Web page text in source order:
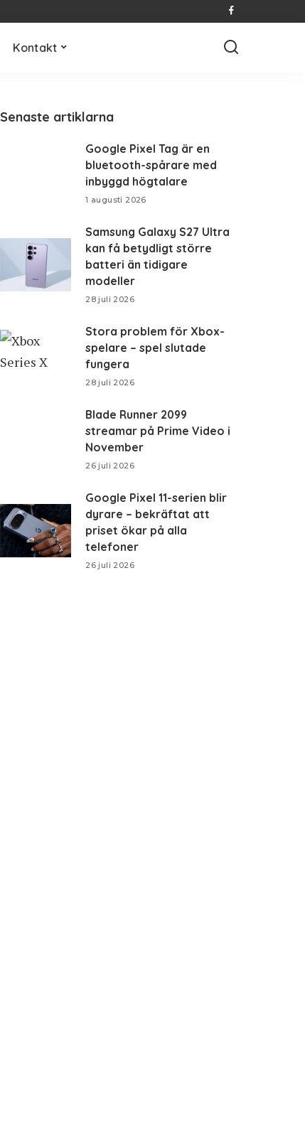
Kontakt
Senaste artiklarna
Google Pixel Tag är en
bluetooth-spårare med
inbyggd högtalare
1 augusti 2026
Samsung Galaxy S27 Ultra
kan få betydligt större
batteri än tidigare
modeller
28 juli 2026
Stora problem för Xbox-
spelare – spel slutade
fungera
28 juli 2026
Blade Runner 2099
streamar på Prime Video i
November
26 juli 2026
Google Pixel 11-serien blir
dyrare – bekräftat att
priset ökar på alla
telefoner
26 juli 2026